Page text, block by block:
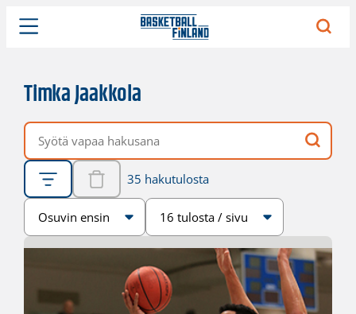
Timka Jaakkola
Vapaa hakusana
35 hakutulosta
Järjestys
Sivukoko